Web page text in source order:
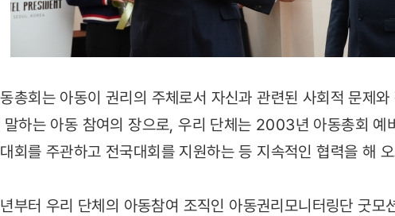
총회는 아동이 권리의 주체로서 자신과 관련된 사회적 문제
말하는 아동 참여의 장으로, 우리 단체는 2003년 아동총회
회를 주관하고 전국대회를 지원하는 등 지속적인 협력을 해
부터 우리 단체의 아동참여 조직인 아동권리모니터링단 굿